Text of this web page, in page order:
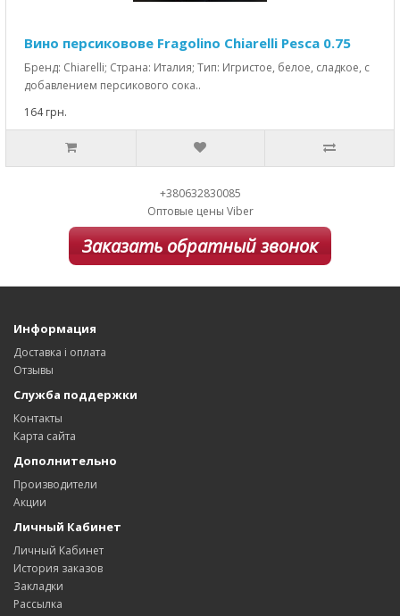
Вино персиковове Fragolino Chiarelli Pesca 0.75
Бренд: Chiarelli; Страна: Италия; Тип: Игристое, белое, сладкое, с
добавлением персикового сока..
164 грн.
+380632830085
Оптовые цены Viber
Заказать обратный звонок
Информация
Доставка і оплата
Отзывы
Служба поддержки
Контакты
Карта сайта
Дополнительно
Производители
Акции
Личный Кабинет
Личный Кабинет
История заказов
Закладки
Рассылка